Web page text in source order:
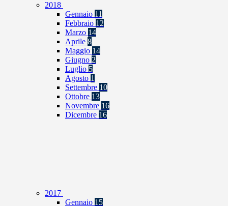
2018
Gennaio 11
Febbraio 12
Marzo 14
Aprile 8
Maggio 14
Giugno 2
Luglio 5
Agosto 1
Settembre 10
Ottobre 13
Novembre 16
Dicembre 16
2017
Gennaio 15